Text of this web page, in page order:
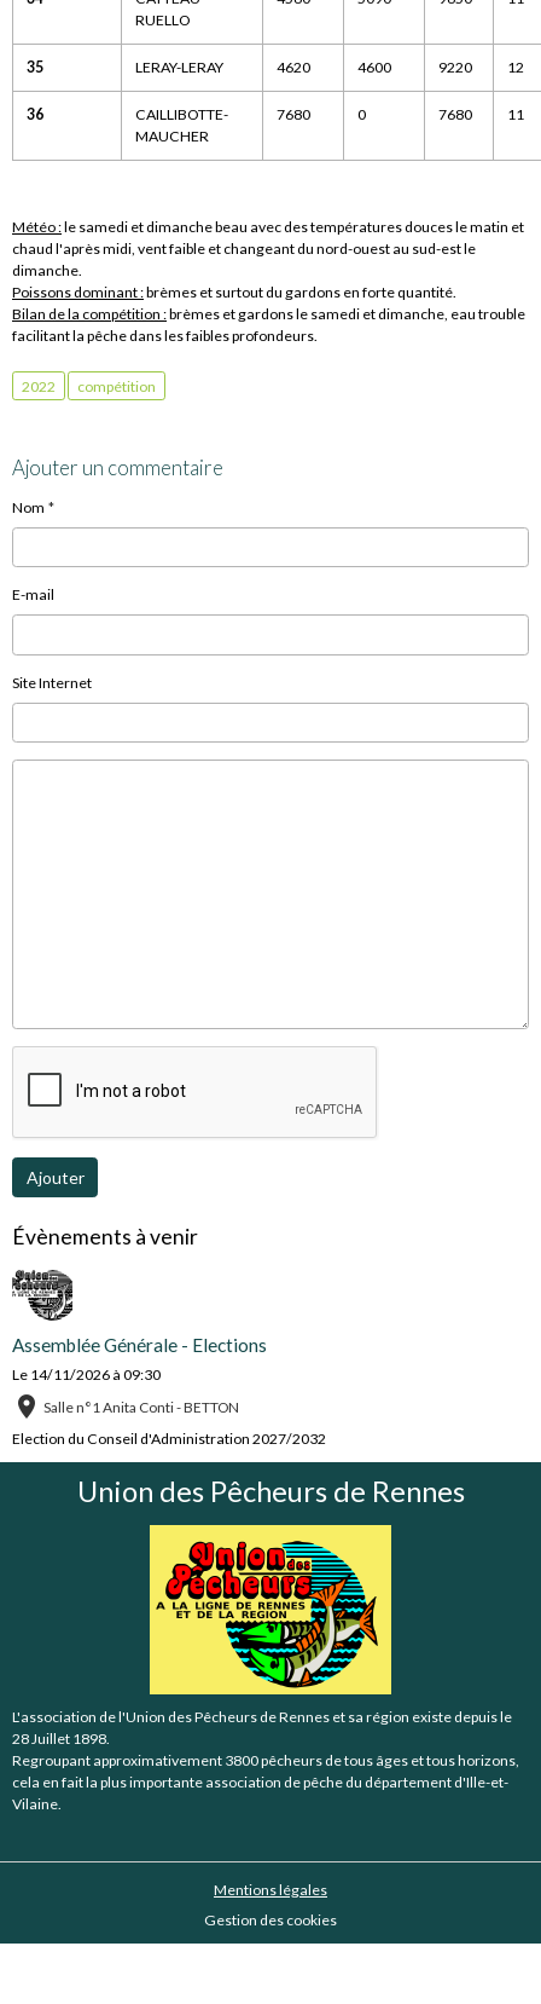
RUELLO
35 LERAY-LERAY 4620 4600 9220 12
36
CAILLIBOTTE-
MAUCHER
7680 0 7680 11
Météo :le samedi et dimanche beau avec des températures douces le matin et
chaud l'après midi, vent faible et changeant du nord-ouest au sud-est le
dimanche.
Poissons dominant :brèmes et surtout du gardons en forte quantité.
Bilan de la compétition :brèmes et gardons le samedi et dimanche, eau trouble
facilitant la pêche dans les faibles profondeurs.
2022 compétition
Ajouter un commentaire
Nom
E-mail
Site Internet
Ajouter
Évènements à venir
Assemblée Générale - Elections
Le 14/11/2026 à 09:30
Salle n°1 Anita Conti - BETTON
Election du Conseil d'Administration 2027/2032
Union des Pêcheurs de Rennes
L'association de l'Union des Pêcheurs de Rennes et sa région existe depuis le
28 Juillet 1898.
Regroupant approximativement 3800 pêcheurs de tous âges et tous horizons,
cela en fait la plus importante association de pêche du département d'Ille-et-
Vilaine.
Mentions légales
Gestion des cookies